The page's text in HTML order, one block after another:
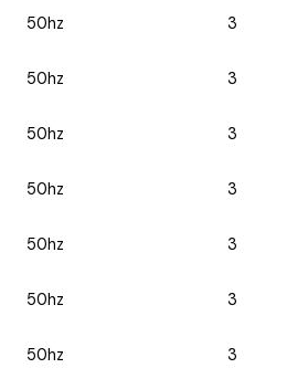
50hz 3
50hz 3
50hz 3
50hz 3
50hz 3
50hz 3
50hz 3